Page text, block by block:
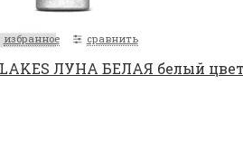
избранное сравнить
ЛУНА БЕЛАЯ белый